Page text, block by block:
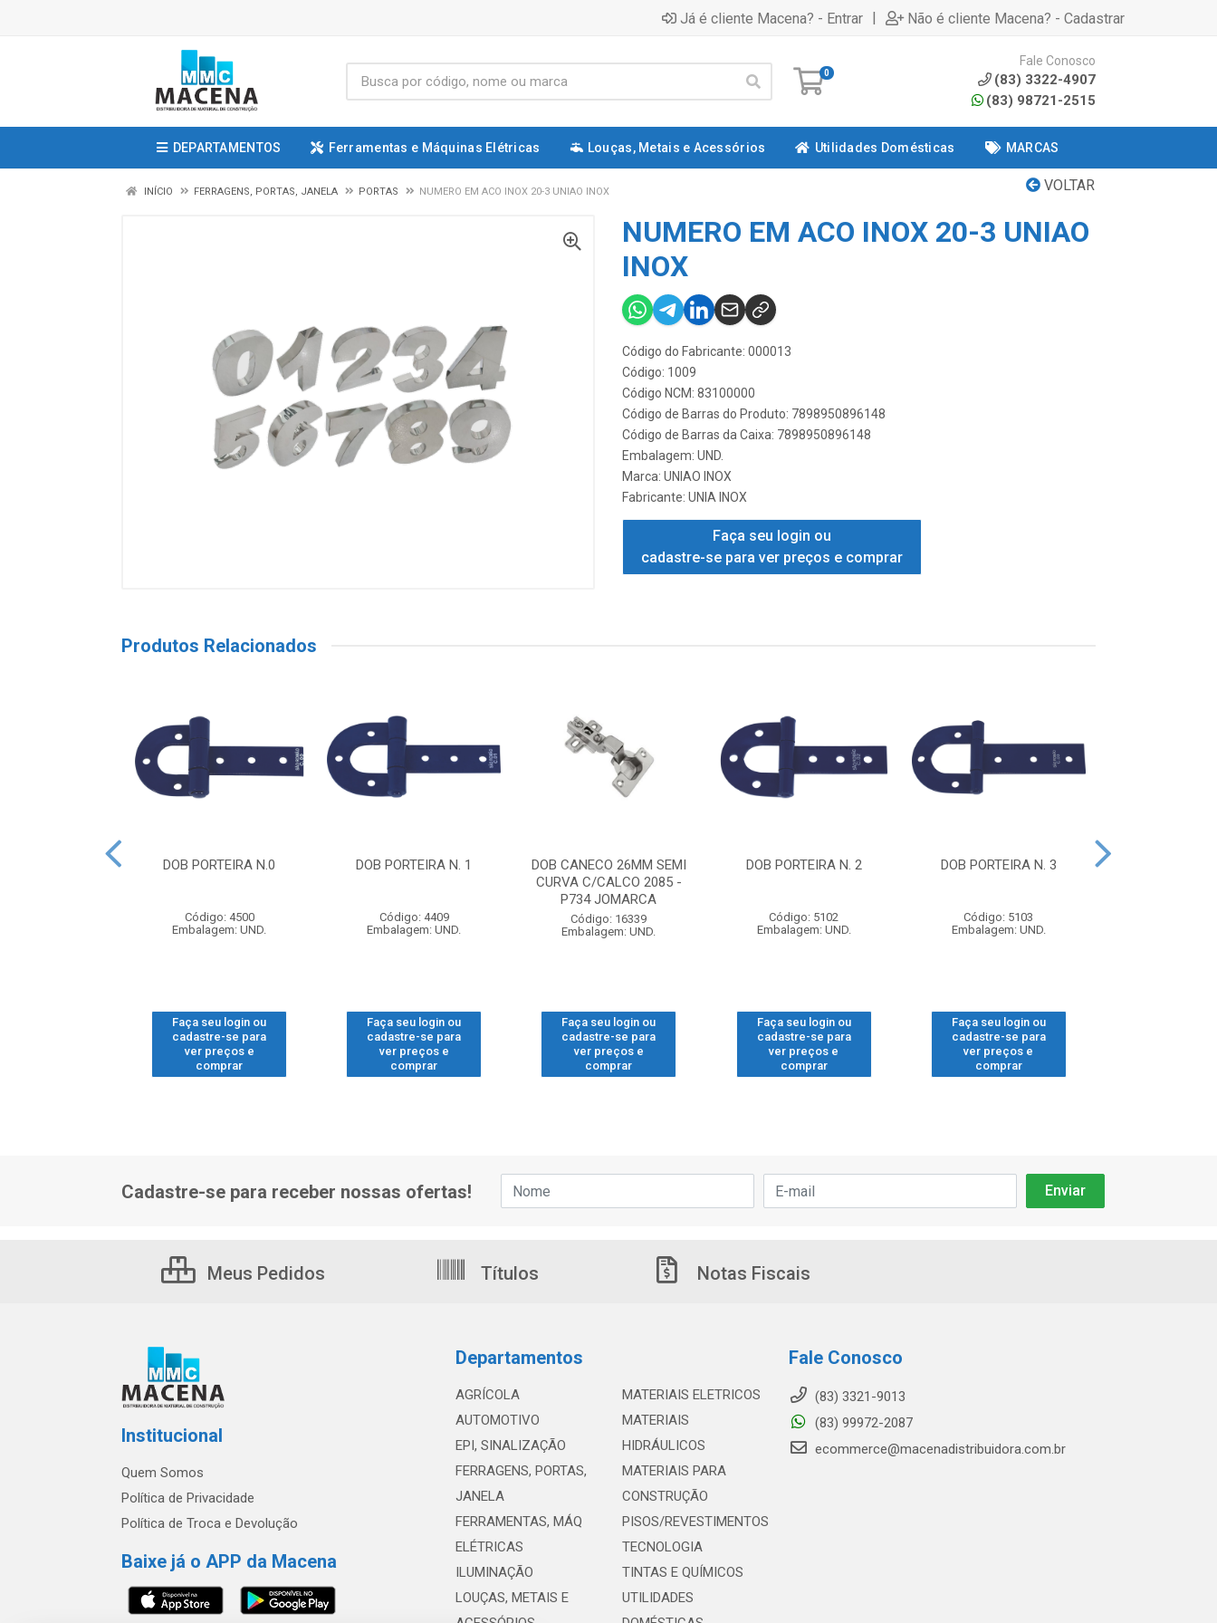
Já é cliente Macena? - Entrar | Não é cliente Macena? - Cadastrar
0
Fale Conosco
(83) 3322-4907
(83) 98721-2515
DEPARTAMENTOS Ferramentas e Máquinas Elétricas Louças, Metais e Acessórios Utilidades Domésticas MARCAS
VOLTAR
INÍCIO FERRAGENS, PORTAS, JANELA PORTAS NUMERO EM ACO INOX 20-3 UNIAO INOX
NUMERO EM ACO INOX 20-3 UNIAO
INOX
Código do Fabricante: 000013
Código: 1009
Código NCM: 83100000
Código de Barras do Produto: 7898950896148
Código de Barras da Caixa: 7898950896148
Embalagem: UND.
Marca: UNIAO INOX
Fabricante: UNIA INOX
Faça seu login ou
cadastre-se para ver preços e comprar
Produtos Relacionados
DOB PORTEIRA N.0
Código: 4500
Embalagem: UND.
Faça seu login ou
cadastre-se para
ver preços e
comprar
DOB PORTEIRA N. 1
Código: 4409
Embalagem: UND.
Faça seu login ou
cadastre-se para
ver preços e
comprar
DOB CANECO 26MM SEMI
CURVA C/CALCO 2085 -
P734 JOMARCA
Código: 16339
Embalagem: UND.
Faça seu login ou
cadastre-se para
ver preços e
comprar
DOB PORTEIRA N. 2
Código: 5102
Embalagem: UND.
Faça seu login ou
cadastre-se para
ver preços e
comprar
DOB PORTEIRA N. 3
Código: 5103
Embalagem: UND.
Faça seu login ou
cadastre-se para
ver preços e
comprar
Cadastre-se para receber nossas ofertas!
Meus Pedidos Títulos Notas Fiscais
Institucional
Quem Somos
Política de Privacidade
Política de Troca e Devolução
Baixe já o APP da Macena
Departamentos
AGRÍCOLA
AUTOMOTIVO
EPI, SINALIZAÇÃO
FERRAGENS, PORTAS,
JANELA
FERRAMENTAS, MÁQ
ELÉTRICAS
ILUMINAÇÃO
LOUÇAS, METAIS E
MATERIAIS ELETRICOS
MATERIAIS
HIDRÁULICOS
MATERIAIS PARA
CONSTRUÇÃO
PISOS/REVESTIMENTOS
TECNOLOGIA
TINTAS E QUÍMICOS
UTILIDADES
Fale Conosco
(83) 3321-9013
(83) 99972-2087
ecommerce@macenadistribuidora.com.br